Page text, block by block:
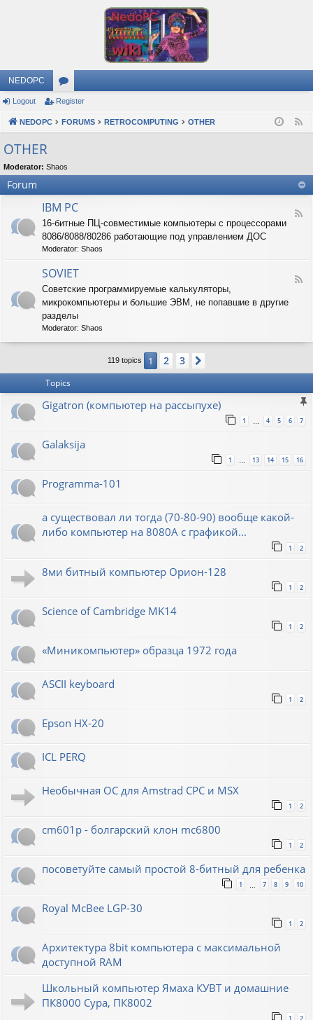
NEDOPC
or
u
s
Logout Register
NEDOPC FORUMS RETROCOMPUTING OTHER
OTHER
Moderator: Shaos
Forum
F
B
IBM PC
16-битные ПЦ-совместимые компьютеры с процессорами
8086/8088/80286 работающие под управлением ДОС
Moderator: Shaos
F
SOVIET
Советские программируемые калькуляторы,
микрокомпьютеры и большие ЭВМ, не попавшие в другие
разделы
Moderator: Shaos
119 topics 1 2 3
Topics
Gigatron (компьютер на рассыпухе)
1 … 4 5 6 7
Galaksija
1 … 13 14 15 16
Programma-101
а существовал ли тогда (70-80-90) вообще какой-
либо компьютер на 8080А с графикой...
1 2
8ми битный компьютер Орион-128
1 2
Science of Cambridge MK14
1 2
«Миникомпьютер» образца 1972 года
ASCII keyboard
1 2
Epson HX-20
ICL PERQ
Необычная ОС для Amstrad CPC и MSX
1 2
cm601p - болгарский клон mc6800
1 2
посоветуйте самый простой 8-битный для ребенка
1 … 7 8 9 10
Royal McBee LGP-30
1 2
Архитектура 8bit компьютера с максимальной
доступной RAM
Школьный компьютер Ямаха КУВТ и домашние
ПК8000 Сура, ПК8002